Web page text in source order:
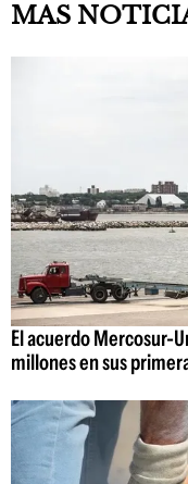
MAS
El acuerdo Mercosur-
millones en sus